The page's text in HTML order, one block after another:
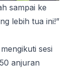
sampai ke
lebih tua ini!”
sesi
anjuran